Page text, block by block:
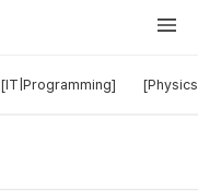
[IT|Programming]